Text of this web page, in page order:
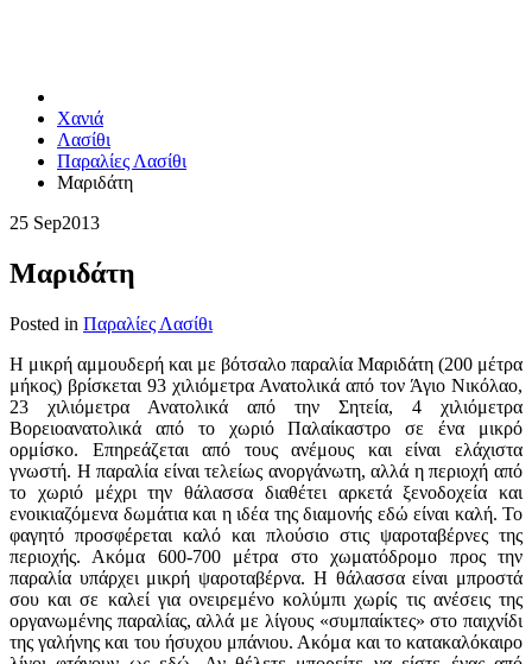
Χανιά
Λασίθι
Παραλίες Λασίθι
Μαριδάτη
25 Sep2013
Μαριδάτη
Posted in Παραλίες Λασίθι
Η μικρή αμμουδερή και με βότσαλο παραλία Μαριδάτη (200 μέτρα
μήκος) βρίσκεται 93 χιλιόμετρα Ανατολικά από τον Άγιο Νικόλαο,
23 χιλιόμετρα Ανατολικά από την Σητεία, 4 χιλιόμετρα
Βορειοανατολικά από το χωριό Παλαίκαστρο σε ένα μικρό
ορμίσκο. Επηρεάζεται από τους ανέμους και είναι ελάχιστα
γνωστή. Η παραλία είναι τελείως ανοργάνωτη, αλλά η περιοχή από
το χωριό μέχρι την θάλασσα διαθέτει αρκετά ξενοδοχεία και
ενοικιαζόμενα δωμάτια και η ιδέα της διαμονής εδώ είναι καλή. Το
φαγητό προσφέρεται καλό και πλούσιο στις ψαροταβέρνες της
περιοχής. Ακόμα 600-700 μέτρα στο χωματόδρομο προς την
παραλία υπάρχει μικρή ψαροταβέρνα. Η θάλασσα είναι μπροστά
σου και σε καλεί για ονειρεμένο κολύμπι χωρίς τις ανέσεις της
οργανωμένης παραλίας, αλλά με λίγους «συμπαίκτες» στο παιχνίδι
της γαλήνης και του ήσυχου μπάνιου. Ακόμα και το κατακαλόκαιρο